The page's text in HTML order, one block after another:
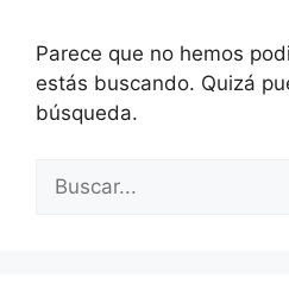
Parece que no hemos
estás buscando. Quizá
búsqueda.